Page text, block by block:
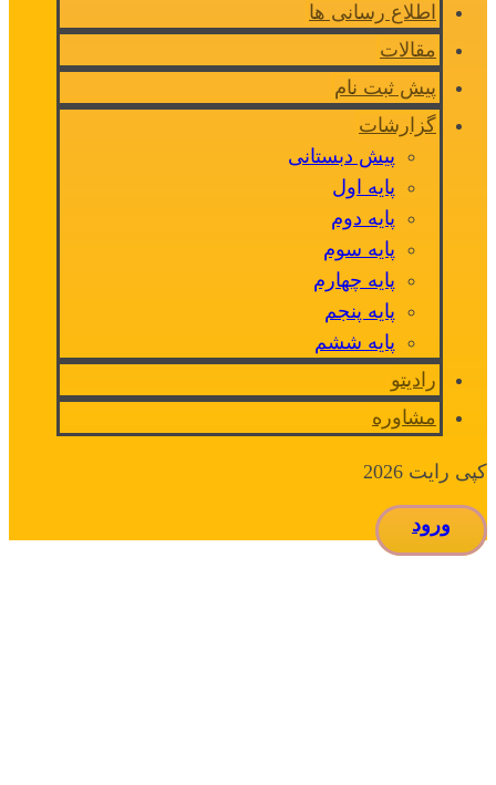
اطلاع رسانی ها
مقالات
پیش ثبت نام
گزارشات
پیش دبستانی
پایه اول
پایه دوم
پایه سوم
پایه چهارم
پایه پنجم
پایه ششم
رادیتو
مشاوره
کپی رایت 2026
ورود